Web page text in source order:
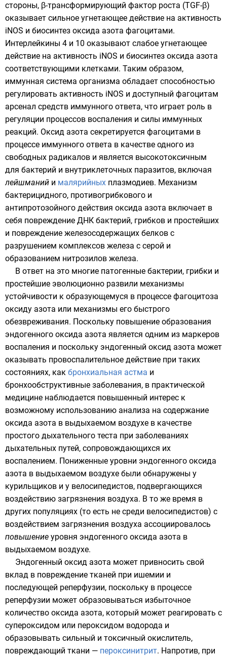
стороны, β-трансформирующий фактор роста (TGF-β)
оказывает сильное угнетающее действие на активность
iNOS и биосинтез оксида азота фагоцитами.
Интерлейкины 4 и 10 оказывают слабое угнетающее
действие на активность iNOS и биосинтез оксида азота
соответствующими клетками. Таким образом,
иммунная система организма обладает способностью
регулировать активность iNOS и доступный фагоцитам
арсенал средств иммунного ответа, что играет роль в
регуляции процессов воспаления и силы иммунных
реакций. Оксид азота секретируется фагоцитами в
процессе иммунного ответа в качестве одного из
свободных радикалов и является высокотоксичным
для бактерий и внутриклеточных паразитов, включая
лейшманий и малярийных плазмодиев. Механизм
бактерицидного, противогрибкового и
антипротозойного действия оксида азота включает в
себя повреждение ДНК бактерий, грибков и простейших
и повреждение железосодержащих белков с
разрушением комплексов железа с серой и
образованием нитрозилов железа.
В ответ на это многие патогенные бактерии, грибки и
простейшие эволюционно развили механизмы
устойчивости к образующемуся в процессе фагоцитоза
оксиду азота или механизмы его быстрого
обезвреживания. Поскольку повышение образования
эндогенного оксида азота является одним из маркеров
воспаления и поскольку эндогенный оксид азота может
оказывать провоспалительное действие при таких
состояниях, как бронхиальная астма и
бронхообструктивные заболевания, в практической
медицине наблюдается повышенный интерес к
возможному использованию анализа на содержание
оксида азота в выдыхаемом воздухе в качестве
простого дыхательного теста при заболеваниях
дыхательных путей, сопровождающихся их
воспалением. Пониженные уровни эндогенного оксида
азота в выдыхаемом воздухе были обнаружены у
курильщиков и у велосипедистов, подвергающихся
воздействию загрязнения воздуха. В то же время в
других популяциях (то есть не среди велосипедистов) с
воздействием загрязнения воздуха ассоциировалось
повышение уровня эндогенного оксида азота в
выдыхаемом воздухе.
Эндогенный оксид азота может привносить свой
вклад в повреждение тканей при ишемии и
последующей реперфузии, поскольку в процессе
реперфузии может образовываться избыточное
количество оксида азота, который может реагировать с
супероксидом или пероксидом водорода и
образовывать сильный и токсичный окислитель,
повреждающий ткани — пероксинитрит. Напротив, при